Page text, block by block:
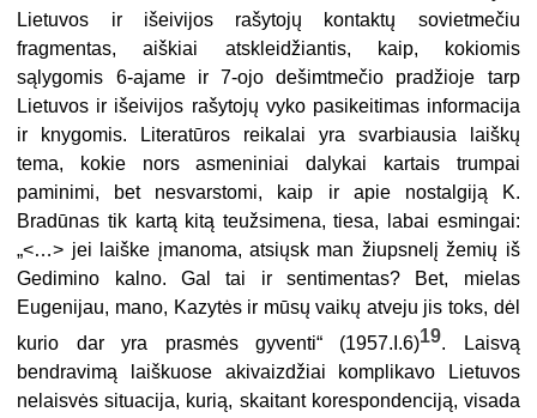
Lietuvos ir išeivijos rašytojų kontaktų sovietmečiu
fragmentas, aiškiai atskleidžiantis, kaip, kokiomis
sąlygomis 6-ajame ir 7-ojo dešimtmečio pradžioje tarp
Lietuvos ir išeivijos rašytojų vyko pasikeitimas informacija
ir knygomis. Literatūros reikalai yra svarbiausia laiškų
tema, kokie nors asmeniniai dalykai kartais trumpai
paminimi, bet nesvarstomi, kaip ir apie nostalgiją K.
Bradūnas tik kartą kitą teužsimena, tiesa, labai esmingai:
„<…> jei laiške įmanoma, atsiųsk man žiupsnelį žemių iš
Gedimino kalno. Gal tai ir sentimentas? Bet, mielas
Eugenijau, mano, Kazytės ir mūsų vaikų atveju jis toks, dėl
kurio dar yra prasmės gyventi“ (1957.I.6)19. Laisvą
bendravimą laiškuose akivaizdžiai komplikavo Lietuvos
nelaisvės situacija, kurią, skaitant korespondenciją, visada